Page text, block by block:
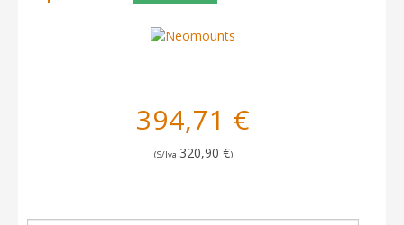
394,71 €
(S/Iva 320,90 €)